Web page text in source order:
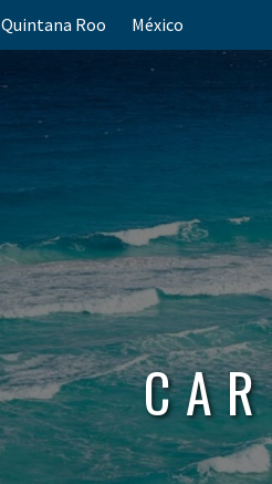
Quintana Roo México